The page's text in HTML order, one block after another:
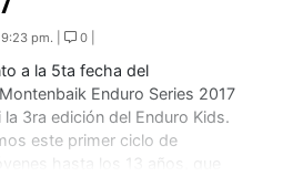
pm. | 0 |
a la 5ta fecha del
Enduro Series 2017
3ra edición del Enduro Kids.
este primer ciclo de
hasta los 13 años, que